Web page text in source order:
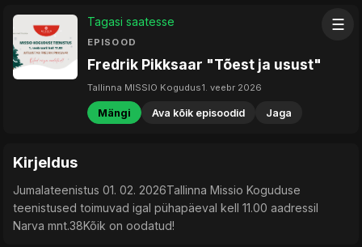
☰
Tagasi saatesse
EPISOOD
Fredrik Pikksaar "Tõest ja usust"
Tallinna MISSIO Kogudus1. veebr 2026
Mängi Ava kõik episoodid Jaga
Kirjeldus
Jumalateenistus 01. 02. 2026Tallinna Missio Koguduse
teenistused toimuvad igal pühapäeval kell 11.00 aadressil
Narva mnt.38Kõik on oodatud!